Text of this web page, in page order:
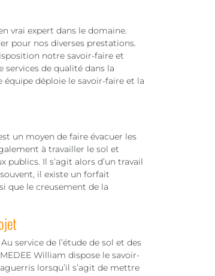
vrai expert dans le domaine.
pour nos diverses prestations.
notre savoir-faire et
de qualité dans la
déploie le savoir-faire et la
un moyen de faire évacuer les
à travailler le sol et
Il s’agit alors d’un travail
il existe un forfait
que le creusement de la
service de l’étude de sol et des
William dispose le savoir-
lorsqu’il s’agit de mettre